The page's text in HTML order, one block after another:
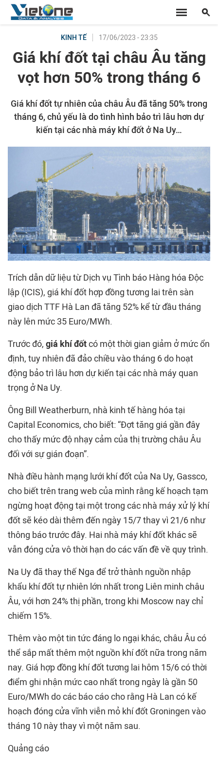
KINH TẾ 17/06/2023 - 23:35
Giá khí đốt tại châu Âu tăng
vọt hơn 50% trong tháng 6
Giá khí đốt tự nhiên của châu Âu đã tăng 50% trong
tháng 6, chủ yếu là do tình hình bảo trì lâu hơn dự
kiến tại các nhà máy khí đốt ở Na Uy…
Trích dẫn dữ liệu từ Dịch vụ Tình báo Hàng hóa Độc
lập (ICIS), giá khí đốt hợp đồng tương lai trên sàn
giao dịch TTF Hà Lan đã tăng 52% kể từ đầu tháng
này lên mức 35 Euro/MWh.
Trước đó, giá khí đốtcó một thời gian giảm ở mức ổn
định, tuy nhiên đã đảo chiều vào tháng 6 do hoạt
động bảo trì lâu hơn dự kiến tại các nhà máy quan
trọng ở Na Uy.
Ông Bill Weatherburn, nhà kinh tế hàng hóa tại
Capital Economics, cho biết: “Đợt tăng giá gần đây
cho thấy mức độ nhạy cảm của thị trường châu Âu
đối với sự gián đoạn”.
Nhà điều hành mạng lưới khí đốt của Na Uy, Gassco,
cho biết trên trang web của mình rằng kế hoạch tạm
ngừng hoạt động tại một trong các nhà máy xử lý khí
đốt sẽ kéo dài thêm đến ngày 15/7 thay vì 21/6 như
thông báo trước đây. Hai nhà máy khí đốt khác sẽ
vẫn đóng cửa vô thời hạn do các vấn đề về quy trình.
Na Uy đã thay thế Nga để trở thành nguồn nhập
khẩu khí đốt tự nhiên lớn nhất trong Liên minh châu
Âu, với hơn 24% thị phần, trong khi Moscow nay chỉ
chiếm 15%.
Thêm vào một tin tức đáng lo ngại khác, châu Âu có
thể sắp mất thêm một nguồn khí đốt nữa trong năm
nay. Giá hợp đồng khí đốt tương lai hôm 15/6 có thời
điểm ghi nhận mức cao nhất trong ngày là gần 50
Euro/MWh do các báo cáo cho rằng Hà Lan có kế
hoạch đóng cửa vĩnh viễn mỏ khí đốt Groningen vào
tháng 10 này thay vì một năm sau.
Quảng cáo